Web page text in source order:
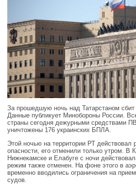
За прошедшую ночь над Татарстаном сбит
Данные публикует Минобороны России.
страны сегодня дежурными средствами
уничтожены 176 украинских БПЛА.
Этой ночью на территории РТ действовал
опасности, его отменили только утром. В
Нижнекамске и Елабуге с ночи
режим также отменен. На фоне этого в
временно вводились ограничения на
судов.